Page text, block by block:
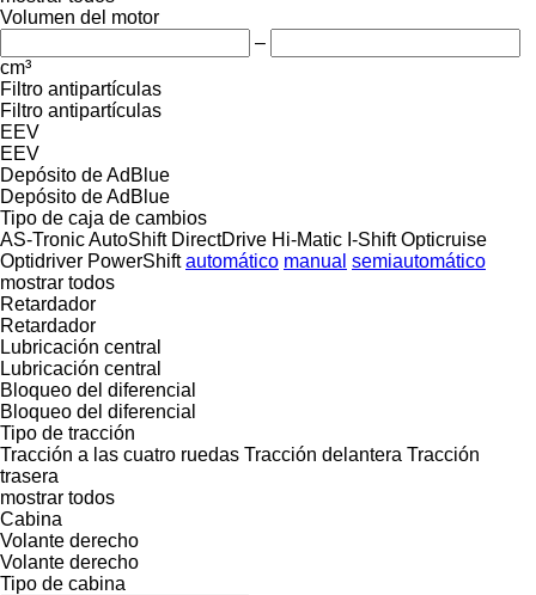
Volumen del motor
–
cm³
Filtro antipartículas
Filtro antipartículas
EEV
EEV
Depósito de AdBlue
Depósito de AdBlue
Tipo de caja de cambios
AS-TronicAutoShift DirectDrive Hi-Matic I-Shift Opticruise
Optidriver PowerShift automático manual semiautomático
mostrar todos
Retardador
Retardador
Lubricación central
Lubricación central
Bloqueo del diferencial
Bloqueo del diferencial
Tipo de tracción
Tracción a las cuatro ruedas Tracción delantera Tracción
trasera
mostrar todos
Cabina
Volante derecho
Volante derecho
Tipo de cabina